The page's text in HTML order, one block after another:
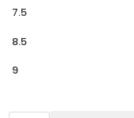
7.5
8.5
9